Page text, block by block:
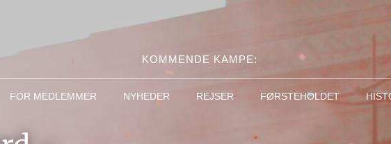
KOMMENDE KAMPE:
FOR MEDLEMMER NYHEDER REJSER FØRSTEHOLDET